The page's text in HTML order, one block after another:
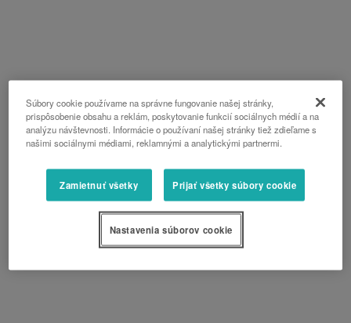
Súbory cookie používame na správne fungovanie našej stránky,
prispôsobenie obsahu a reklám, poskytovanie funkcií sociálnych médií a na
analýzu návštevnosti. Informácie o používaní našej stránky tiež zdieľame s
našimi sociálnymi médiami, reklamnými a analytickými partnermi.
Zamietnuť všetky Prijať všetky súbory cookie
Nastavenia súborov cookie